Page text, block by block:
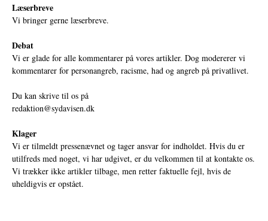
Læserbreve
Vi bringer gerne læserbreve.
Debat
Vi er glade for alle kommentarer på vores artikler. Dog modererer vi
kommentarer for personangreb, racisme, had og angreb på privatlivet.
Du kan skrive til os på
redaktion@sydavisen.dk
Klager
Vi er tilmeldt pressenævnet og tager ansvar for indholdet. Hvis du er
utilfreds med noget, vi har udgivet, er du velkommen til at kontakte os.
Vi trækker ikke artikler tilbage, men retter faktuelle fejl, hvis de
uheldigvis er opstået.